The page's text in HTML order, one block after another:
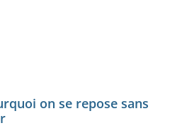
on se repose sans